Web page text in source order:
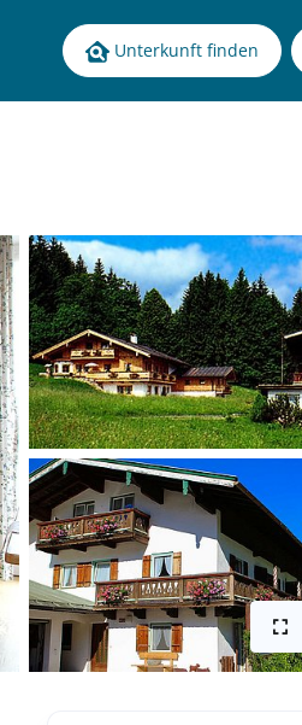
Unterkunft finden